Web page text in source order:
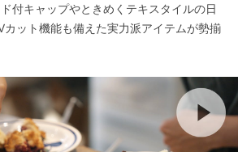
付キャップやときめくテキスタイルの日
カット機能も備えた実力派アイテムが勢揃